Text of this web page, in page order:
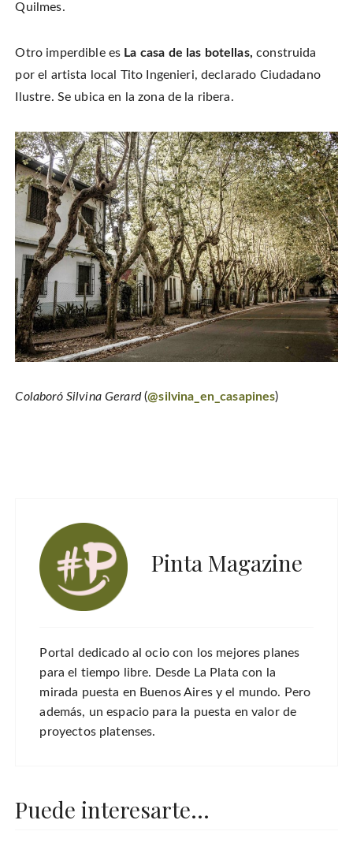
Quilmes.
Otro imperdible es La casa de las botellas,construida
por el artista local Tito Ingenieri, declarado Ciudadano
Ilustre. Se ubica en la zona de la ribera.
Colaboró Silvina Gerard(@silvina_en_casapines)
Pinta Magazine
Portal dedicado al ocio con los mejores planes
para el tiempo libre. Desde La Plata con la
mirada puesta en Buenos Aires y el mundo. Pero
además, un espacio para la puesta en valor de
proyectos platenses.
Puede interesarte...